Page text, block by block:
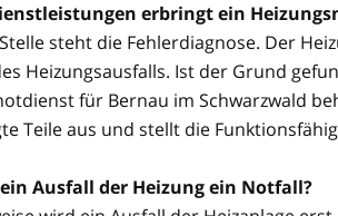
erbringt ein
steht die Fehlerdiagnose. Der
Heizungsausfalls. Ist der Grund
für Bernau im Schwarzwald
Teile aus und stellt die
Ausfall der Heizung ein Notfall?